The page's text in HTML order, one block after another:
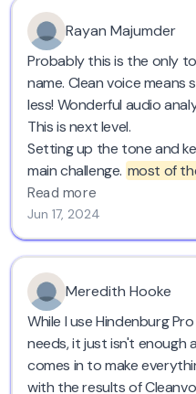
Rayan Majumder
Probably this is the only
name. Clean voice means
less! Wonderful audio
This is next level.
Setting up the tone and
main challenge. most of
and chops voices leading
keeps the original voice,
enunciations everything
Go for this, you won't be
great audio. Cheers!
Read more
Jun 17, 2024
Meredith Hooke
While I use Hindenburg
needs, it just isn't enough
comes in to make
with the results of